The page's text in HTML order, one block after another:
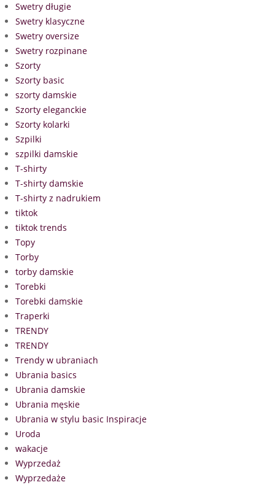
Swetry długie
Swetry klasyczne
Swetry oversize
Swetry rozpinane
Szorty
Szorty basic
szorty damskie
Szorty eleganckie
Szorty kolarki
Szpilki
szpilki damskie
T-shirty
T-shirty damskie
T-shirty z nadrukiem
tiktok
tiktok trends
Topy
Torby
torby damskie
Torebki
Torebki damskie
Traperki
TRENDY
TRENDY
Trendy w ubraniach
Ubrania basics
Ubrania damskie
Ubrania męskie
Ubrania w stylu basic Inspiracje
Uroda
wakacje
Wyprzedaż
Wyprzedaże